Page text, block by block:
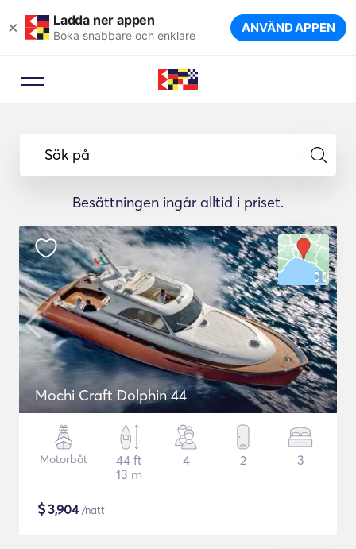
× Ladda ner appen
Boka snabbare och enklare ANVÄND APPEN
Sök på
Besättningen ingår alltid i priset.
Mochi Craft Dolphin 44
Motorbåt
44 ft
13 m
4 2 3
$3,904/natt